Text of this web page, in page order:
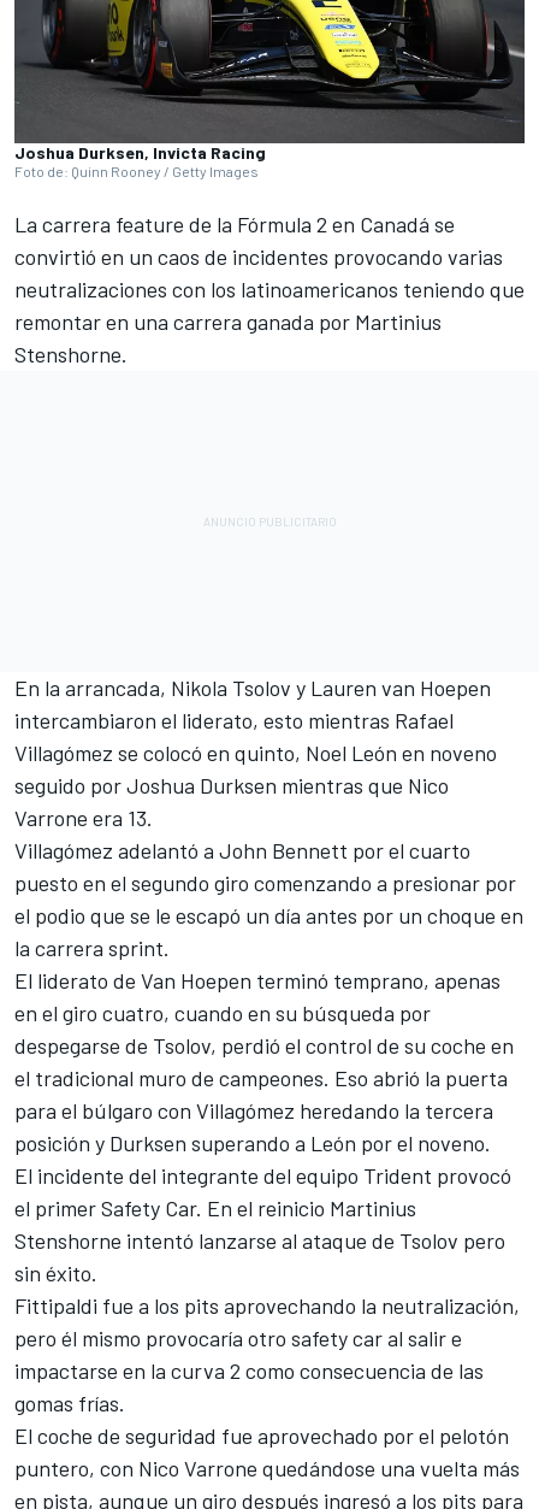
Joshua Durksen, Invicta Racing
Foto de: Quinn Rooney / Getty Images
La carrera feature de la Fórmula 2 en Canadá se
convirtió en un caos de incidentes provocando varias
neutralizaciones con los latinoamericanos teniendo que
remontar en una carrera ganada por Martinius
Stenshorne.
En la arrancada, Nikola Tsolov y Lauren van Hoepen
intercambiaron el liderato, esto mientras Rafael
Villagómez se colocó en quinto, Noel León en noveno
seguido por Joshua Durksen mientras que Nico
Varrone era 13.
Villagómez adelantó a John Bennett por el cuarto
puesto en el segundo giro comenzando a presionar por
el podio que se le escapó un día antes por un choque en
la carrera sprint.
El liderato de Van Hoepen terminó temprano, apenas
en el giro cuatro, cuando en su búsqueda por
despegarse de Tsolov, perdió el control de su coche en
el tradicional muro de campeones. Eso abrió la puerta
para el búlgaro con Villagómez heredando la tercera
posición y Durksen superando a León por el noveno.
El incidente del integrante del equipo Trident provocó
el primer Safety Car. En el reinicio Martinius
Stenshorne intentó lanzarse al ataque de Tsolov pero
sin éxito.
Fittipaldi fue a los pits aprovechando la neutralización,
pero él mismo provocaría otro safety car al salir e
impactarse en la curva 2 como consecuencia de las
gomas frías.
El coche de seguridad fue aprovechado por el pelotón
puntero, con Nico Varrone quedándose una vuelta más
en pista, aunque un giro después ingresó a los pits para